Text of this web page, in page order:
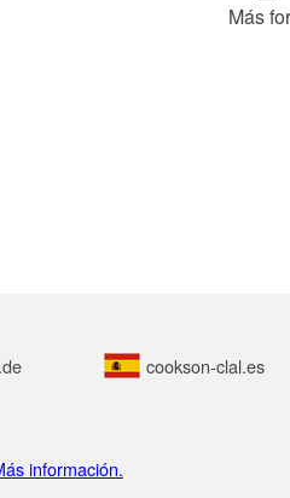
Más
cookson-clal.es
información.